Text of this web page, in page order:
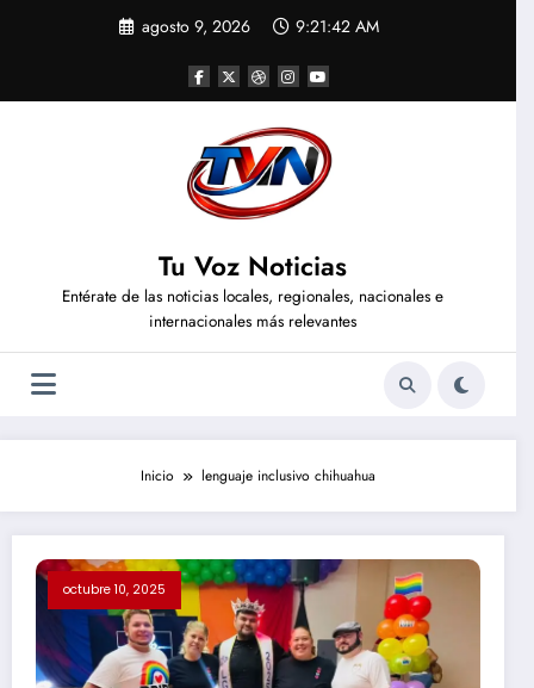
agosto 9, 2026 9:21:42 AM
Tu Voz Noticias
Entérate de las noticias locales, regionales, nacionales e
internacionales más relevantes
Inicio lenguaje inclusivo chihuahua
octubre 10, 2025